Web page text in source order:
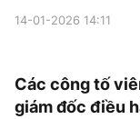
14-01-2026 14:11
Các công tố
giám đốc điều